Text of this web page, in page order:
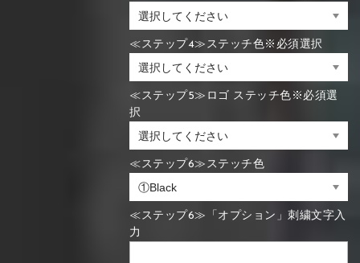
≪ステップ4≫ステッチ色※必須選択
≪ステップ5≫ロゴ ステッチ色※必須選
択
≪ステップ6≫ステッチ色
≪ステップ6≫「オプション」刺繍文字入
力